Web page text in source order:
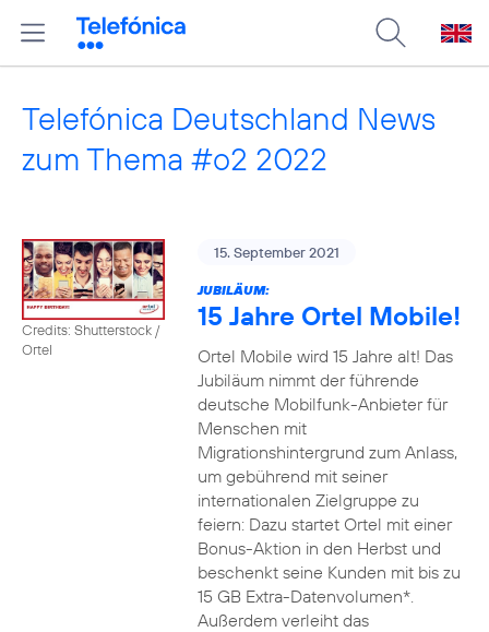
Telefónica Deutschland News
zum Thema #o2 2022
Credits: Shutterstock /
Ortel
15. September 2021
JUBILÄUM:
15 Jahre Ortel Mobile!
Ortel Mobile wird 15 Jahre alt! Das
Jubiläum nimmt der führende
deutsche Mobilfunk-Anbieter für
Menschen mit
Migrationshintergrund zum Anlass,
um gebührend mit seiner
internationalen Zielgruppe zu
feiern: Dazu startet Ortel mit einer
Bonus-Aktion in den Herbst und
beschenkt seine Kunden mit bis zu
15 GB Extra-Datenvolumen*.
Außerdem verleiht das